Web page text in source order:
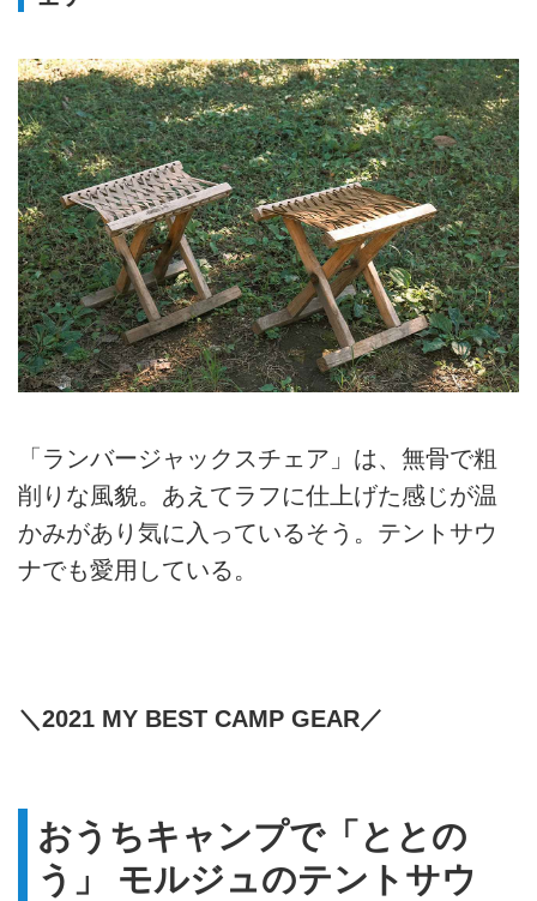
「ランバージャックスチェア」は、無骨で粗
削りな風貌。あえてラフに仕上げた感じが温
かみがあり気に入っているそう。テントサウ
ナでも愛用している。
＼2021 MY BEST CAMP GEAR／
おうちキャンプで「ととの
う」 モルジュのテントサウ